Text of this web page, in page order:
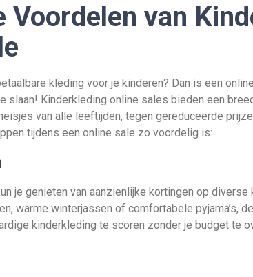
Voordelen van
kleding voor je kinderen? Dan is een
slaan! Kinderkleding online sales bieden een
van alle leeftijden, tegen gereduceerde
tijdens een online sale zo voordelig is:
je genieten van aanzienlijke kortingen op
warme winterjassen of comfortabele pyjama’s,
kinderkleding te scoren zonder je budget te